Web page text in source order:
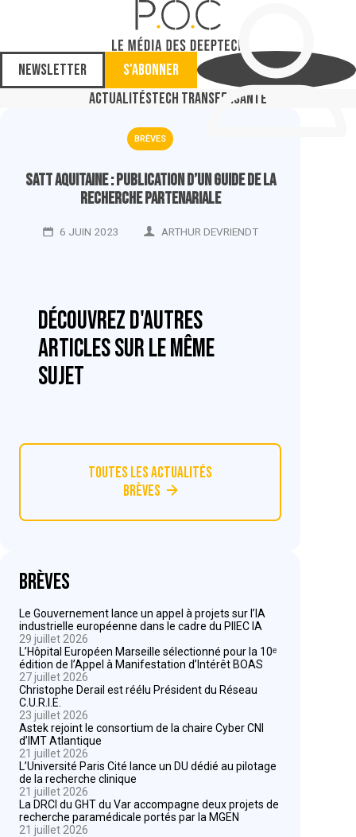
Newsletter
S'abonner
ActualitésTech TransferSanté
BRÈVES
Satt Aquitaine : publication d’un guide de la
recherche partenariale
6 JUIN 2023 ARTHUR DEVRIENDT
Découvrez d'autres
articles sur le même
sujet
Toutes les actualités
Brèves
Brèves
Le Gouvernement lance un appel à projets sur l’IA
industrielle européenne dans le cadre du PIIEC IA
29 juillet 2026
L’Hôpital Européen Marseille sélectionné pour la 10ᵉ
édition de l’Appel à Manifestation d’Intérêt BOAS
27 juillet 2026
Christophe Derail est réélu Président du Réseau
C.U.R.I.E.
23 juillet 2026
Astek rejoint le consortium de la chaire Cyber CNI
d’IMT Atlantique
21 juillet 2026
L’Université Paris Cité lance un DU dédié au pilotage
de la recherche clinique
21 juillet 2026
La DRCI du GHT du Var accompagne deux projets de
recherche paramédicale portés par la MGEN
21 juillet 2026